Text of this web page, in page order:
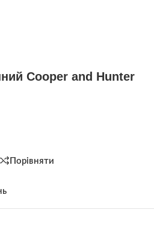
Cooper and Hunter
Порівняти